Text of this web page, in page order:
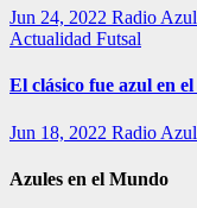
Jun 24, 2022 Radio
Actualidad Futsal
El clásico fue azul en
Jun 18, 2022 Radio
Azules en el Mundo